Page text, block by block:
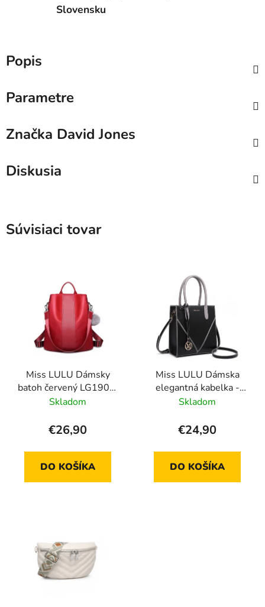
Slovensku
Popis
Parametre
Značka David Jones
Diskusia
Súvisiaci tovar
Miss LULU Dámsky
batoh červený LG1903,
9l
Skladom
€26,90
DO KOŠÍKA
Miss LULU Dámska
elegantná kabelka -
čierna
Skladom
€24,90
DO KOŠÍKA